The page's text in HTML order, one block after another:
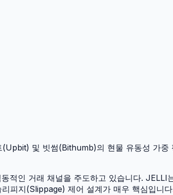
및 빗썸(Bithumb)의 현물 유동성 가
적인 거래 채널을 주도하고 있습니다. JELLI
피지(Slippage) 제어 설계가 매우 핵심입니